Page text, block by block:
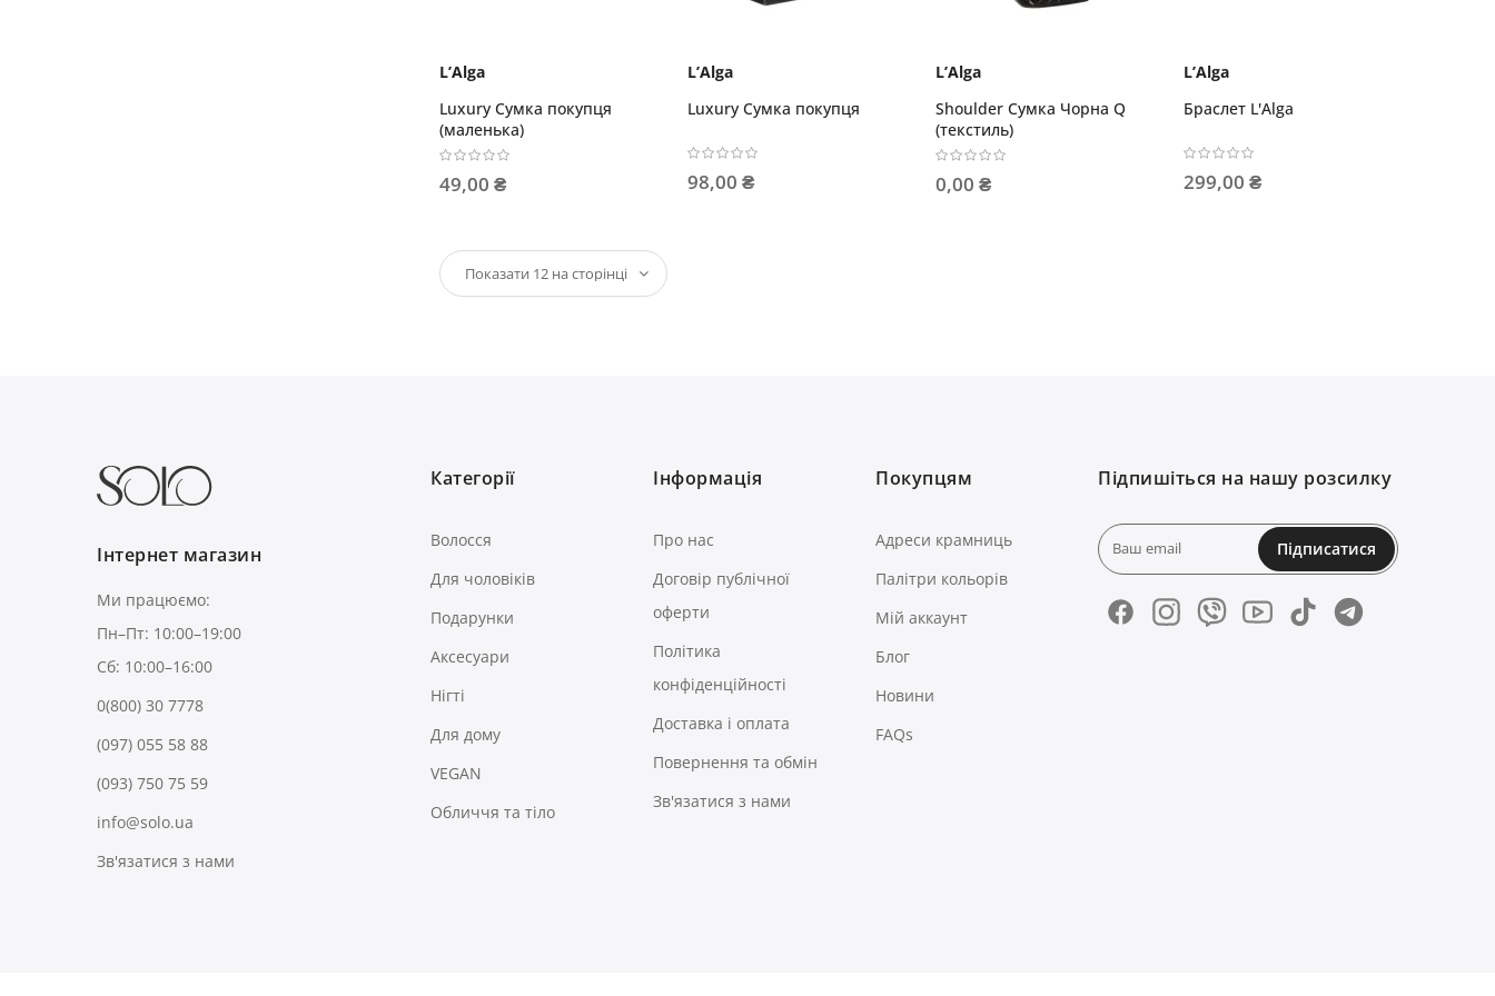
L’Alga
Luxury Сумка покупця
(маленька)
49,00 ₴
L’Alga
Luxury Сумка покупця
98,00 ₴
L’Alga
Shoulder Сумка Чорна Q
(текстиль)
0,00 ₴
L’Alga
Браслет L'Alga
299,00 ₴
Інтернет магазин
Ми працюємо:
Пн–Пт: 10:00–19:00
Сб: 10:00–16:00
0(800) 30 7778
(097) 055 58 88
(093) 750 75 59
info@solo.ua
Зв'язатися з нами
Категорії
Волосся
Для чоловіків
Подарунки
Аксесуари
Нігті
Для дому
VEGAN
Обличчя та тіло
Інформація
Про нас
Договір публічної
оферти
Політика
конфіденційності
Доставка і оплата
Повернення та обмін
Зв'язатися з нами
Покупцям
Адреси крамниць
Палітри кольорів
Мій аккаунт
Блог
Новини
FAQs
Підпишіться на нашу розсилку
Підписатися